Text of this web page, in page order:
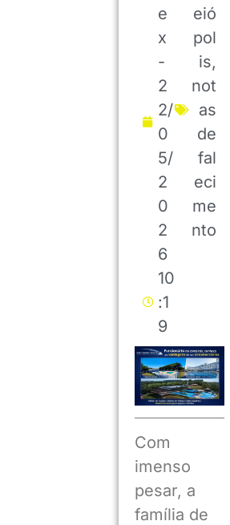
e
x
-
2
2/
0
5/
2
0
2
6
10
:1
9
eió
pol
is,
not
as
de
fal
eci
me
nto
Com
imenso
pesar, a
família de